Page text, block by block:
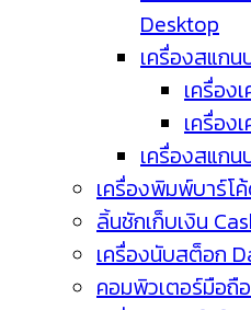
Desktop
เครื่องสแกน
เครื่อง
เครื่อง
เครื่องสแกน
เครื่องพิมพ์บาร์โ
ลิ้นชักเก็บเงิน
เครื่องนับสต็อก
คอมพิวเตอร์มือถื